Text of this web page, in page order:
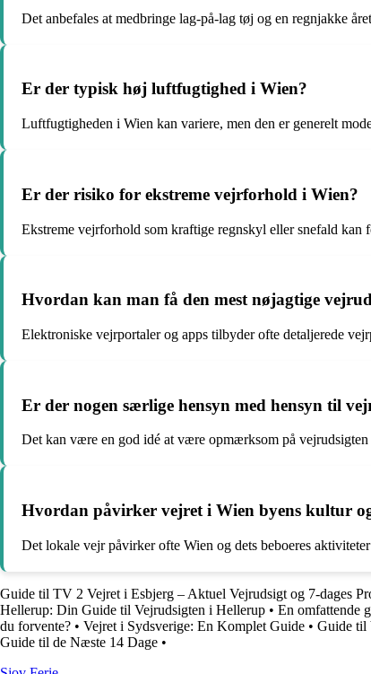
Det anbefales at medbringe lag-på-lag tøj og en regnjakke
Er der typisk høj luftfugtighed i Wien?
Luftfugtigheden i Wien kan variere, men den er generelt
Er der risiko for ekstreme vejrforhold i Wien?
Ekstreme vejrforhold som kraftige regnskyl eller snefald
Hvordan kan man få den mest nøjagtige
Elektroniske vejrportaler og apps tilbyder ofte detaljerede
Er der nogen særlige hensyn med hensyn til
Det kan være en god idé at være opmærksom på
Hvordan påvirker vejret i Wien byens kultur
Det lokale vejr påvirker ofte Wien og dets beboeres
Guide til TV 2 Vejret i Esbjerg – Aktuel Vejrudsigt og 7-dages
Hellerup: Din Guide til Vejrudsigten i Hellerup • En omfattende
du forvente? • Vejret i Sydsverige: En Komplet Guide • Guide til
Guide til de Næste 14 Dage •